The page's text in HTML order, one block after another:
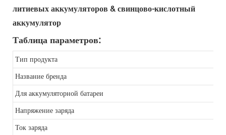
литиевых аккумуляторов & свинцово-кислотный
аккумулятор
Таблица параметров:
Тип продукта
Название бренда
Для аккумуляторной батареи
Напряжение заряда
Ток заряда